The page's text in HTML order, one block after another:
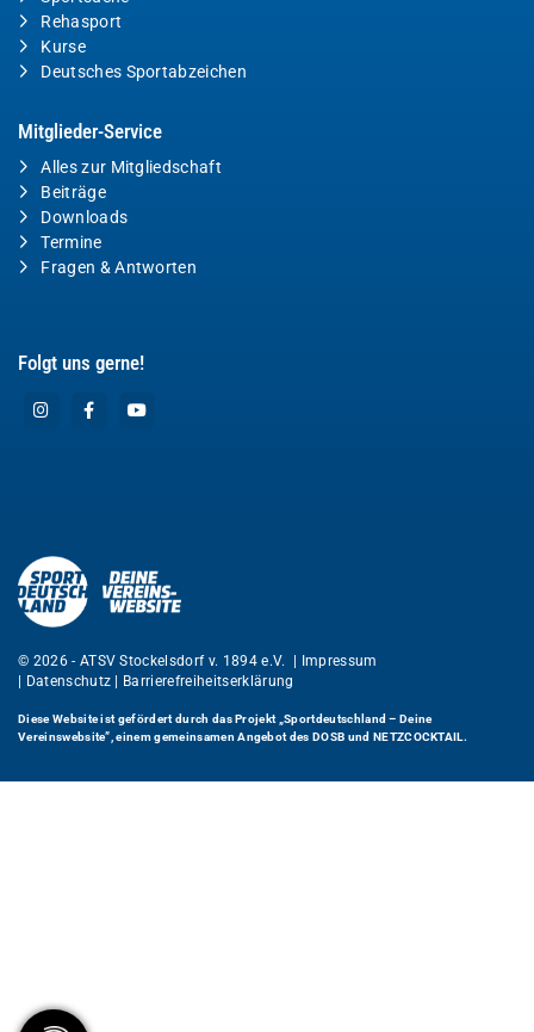
Rehasport
Kurse
Deutsches Sportabzeichen
Mitglieder-Service
Alles zur Mitgliedschaft
Beiträge
Downloads
Termine
Fragen & Antworten
Folgt uns gerne!
© 2026 - ATSV Stockelsdorf v. 1894 e.V. |
Impressum
Datenschutz Barrierefreiheitserklärung
Diese Website ist gefördert durch das Projekt„Sportdeutschland – Deine
Vereinswebsite”, einem gemeinsamen Angebot des DOSB und NETZCOCKTAIL.